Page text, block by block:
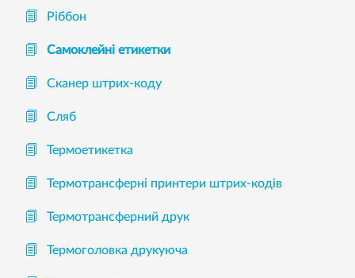
Ріббон
Самоклейні етикетки
Сканер штрих-коду
Сляб
Термоетикетка
Термотрансферні принтери штрих-кодів
Термотрансферний друк
Термоголовка друкуюча